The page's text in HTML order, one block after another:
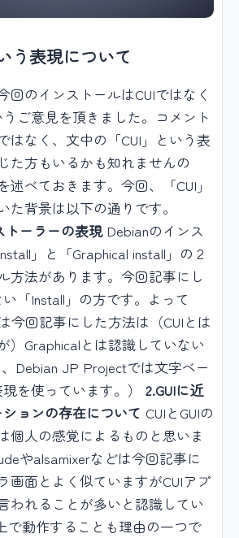
う表現について
回のインストールはCUIではなく
ご意見を頂きました。コメント
はなく、文中の「CUI」という表
た方もいるかも知れませんの
述べておきます。今回、「CUI」
た背景は以下の通りです。
トーラーの表現Debianのインス
」と「Graphical install」の２
方法があります。今回記事にし
「Install」の方です。よって
今回記事にした方法は（CUIとは
）Graphicalとは認識していない
Debian JP Projectでは文字ベー
を使っています。） 2.GUIに近
ョンの存在について CUIとGUIの
個人の感覚によるものと思いま
やalsamixerなどは今回記事に
画面とよく似ていますがCUIアプ
われることが多いと認識してい
で動作することも理由の一つで